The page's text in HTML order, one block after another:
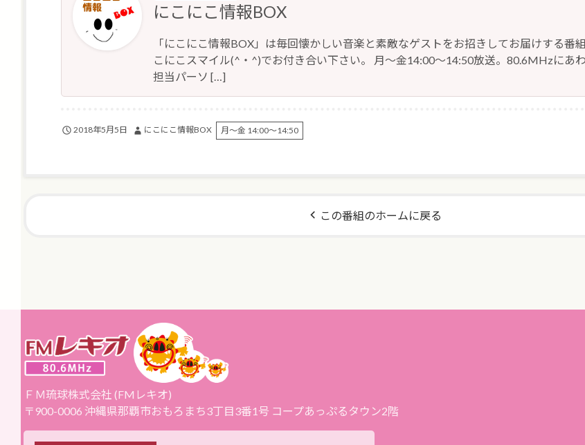
にこにこ情報BOX
「にこにこ情報BOX」は毎回懐かしい音楽と素敵なゲストをお招きしてお届けする番
こにこスマイル(^・^)でお付き合い下さい。 月～金14:00～14:50放送。80.6MHzにあ
担当パーソ […]
2018年5月5日 にこにこ情報BOX 月～金 14:00～14:50
この番組のホームに戻る
ＦＭ琉球株式会社 (FMレキオ)
〒900-0006 沖縄県那覇市おもろまち3丁目3番1号 コープあっぷるタウン2階